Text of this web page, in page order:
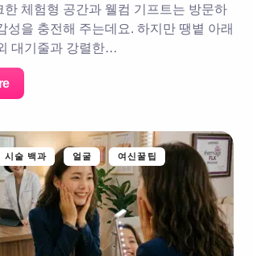
한 체험형 공간과 웰컴 기프트는 방문하
성을 충전해 주는데요. 하지만 땡볕 아래
대기줄과 강렬한…
시술 백과 얼굴 여신꿀팁